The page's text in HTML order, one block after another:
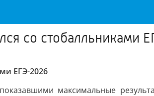
со стобалльниками
ЕГЭ-2026
максимальные